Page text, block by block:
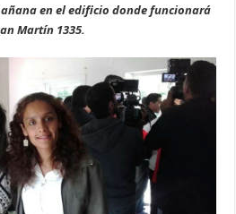
en el edificio donde funcionará
Martín 1335.